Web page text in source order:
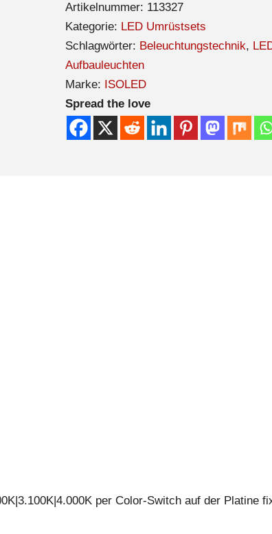
Artikelnummer: 113327
Kategorie: LED Umrüstsets
Schlagwörter: Beleuchtungstechnik,
Aufbauleuchten
Marke: ISOLED
Spread the love
per Color-Switch auf der Platine